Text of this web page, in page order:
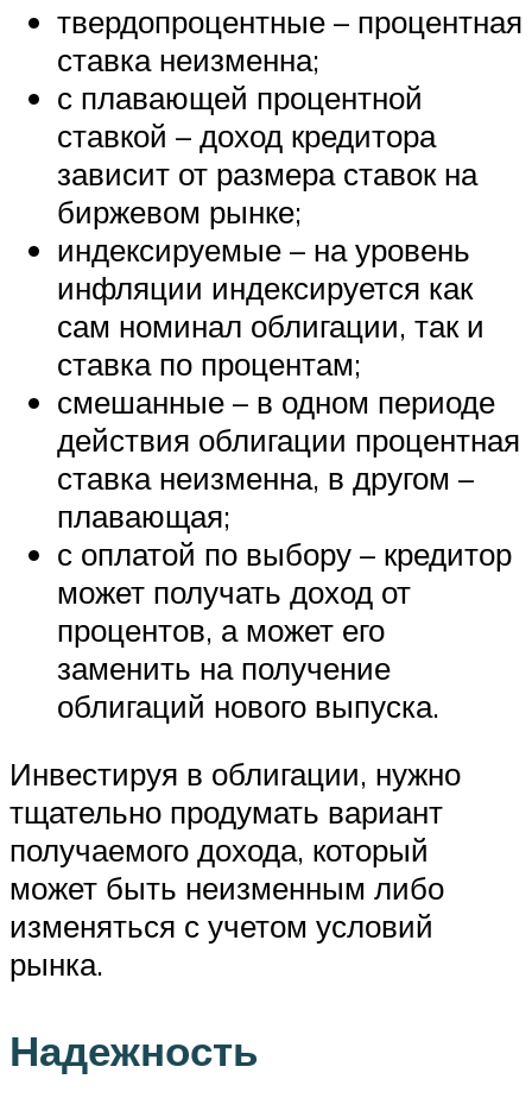
твердопроцентные – процентная
ставка неизменна;
с плавающей процентной
ставкой – доход кредитора
зависит от размера ставок на
биржевом рынке;
индексируемые – на уровень
инфляции индексируется как
сам номинал облигации, так и
ставка по процентам;
смешанные – в одном периоде
действия облигации процентная
ставка неизменна, в другом –
плавающая;
с оплатой по выбору – кредитор
может получать доход от
процентов, а может его
заменить на получение
облигаций нового выпуска.
Инвестируя в облигации, нужно
тщательно продумать вариант
получаемого дохода, который
может быть неизменным либо
изменяться с учетом условий
рынка.
Надежность